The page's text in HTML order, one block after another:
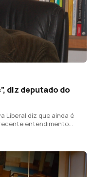
diz deputado do
Liberal diz que ainda é
entendimento